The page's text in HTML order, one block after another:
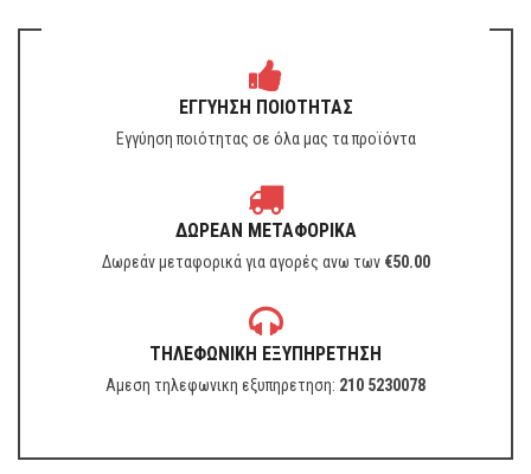
ΕΓΓΥΗΣΗ ΠΟΙΟΤΗΤΑΣ
Εγγύηση ποιότητας σε όλα μας τα προϊόντα
ΔΩΡΕΑΝ ΜΕΤΑΦΟΡΙΚΑ
Δωρεάν μεταφορικά για αγορές ανω των €50.00
ΤΗΛΕΦΩΝΙΚΗ ΕΞΥΠΗΡΕΤΗΣΗ
Αμεση τηλεφωνικη εξυπηρετηση: 210 5230078